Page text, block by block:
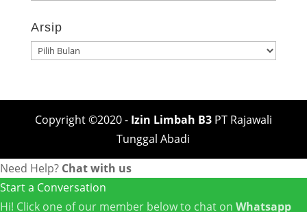
Arsip
Arsip
Copyright ©2020 - Izin Limbah B3PT Rajawali
Tunggal Abadi
Need Help? Chat with us
Start a Conversation
Hi! Click one of our member below to chat on Whatsapp